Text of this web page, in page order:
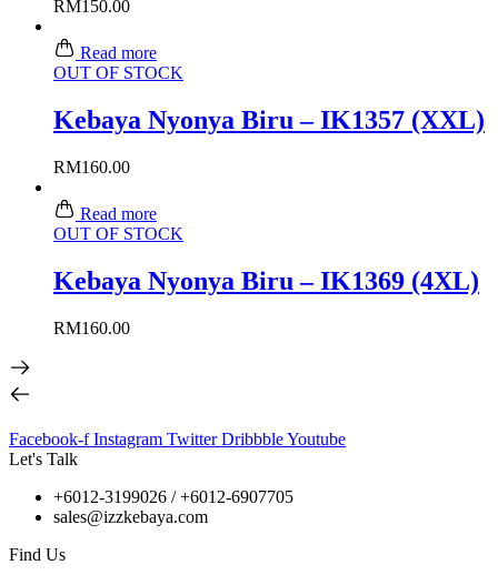
RM150.00
Read more
OUT OF STOCK
Kebaya Nyonya Biru – IK1357 (XXL)
RM160.00
Read more
OUT OF STOCK
Kebaya Nyonya Biru – IK1369 (4XL)
RM160.00
Facebook-f Instagram Twitter DribbbleYoutube
Let's Talk
+6012-3199026 / +6012-6907705
sales@izzkebaya.com
Find Us